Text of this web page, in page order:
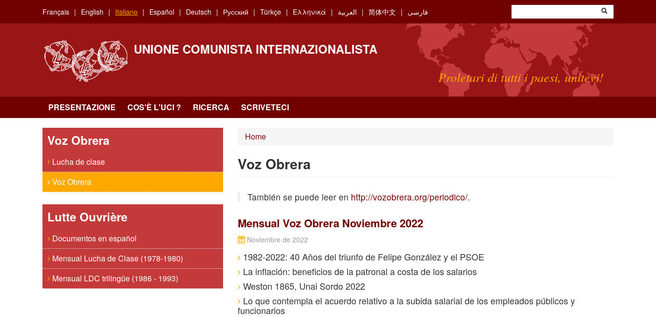
main
Français English Italiano Español Deutsch Русский Türkçe Ελληνικά العربية 简体中文 فارسی
UNIONE COMUNISTA INTERNAZIONALISTA
Proletari di tutti i paesi, unitevi!
PRESENTAZIONE COS'È L'UCI ? RICERCA SCRIVETECI
Voz Obrera
Lucha de clase
Voz Obrera
Lutte Ouvrière
Documentos en español
Mensual Lucha de Clase (1978-1980)
Mensual LDC trilingüe (1986 - 1993)
Home
Voz Obrera
También se puede leer en http://vozobrera.org/periodico/.
Mensual Voz Obrera Noviembre 2022
Noviembre de 2022
1982-2022: 40 Años del triunfo de Felipe González y el PSOE
La inflación: beneficios de la patronal a costa de los salarios
Weston 1865, Unai Sordo 2022
Lo que contempla el acuerdo relativo a la subida salarial de los empleados públicos y
funcionarios